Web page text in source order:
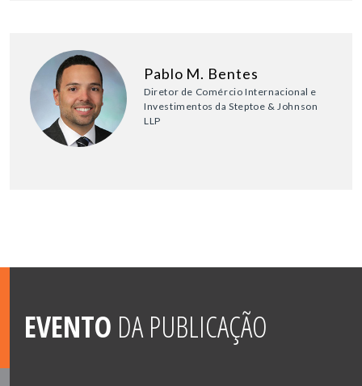
Pablo M. Bentes
Diretor de Comércio Internacional e
Investimentos da Steptoe & Johnson
LLP
EVENTO DA PUBLICAÇÃO